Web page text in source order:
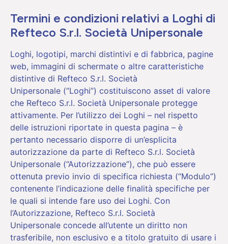
Termini e condizioni relativi a Loghi di
Refteco S.r.l. Società Unipersonale
Loghi, logotipi, marchi distintivi e di fabbrica, pagine
web, immagini di schermate o altre caratteristiche
distintive di Refteco S.r.l. Società
Unipersonale (“Loghi”) costituiscono asset di valore
che Refteco S.r.l. Società Unipersonale protegge
attivamente. Per l’utilizzo dei Loghi – nel rispetto
delle istruzioni riportate in questa pagina – è
pertanto necessario disporre di un’esplicita
autorizzazione da parte di Refteco S.r.l. Società
Unipersonale (“Autorizzazione”), che può essere
ottenuta previo invio di specifica richiesta (“Modulo”)
contenente l’indicazione delle finalità specifiche per
le quali si intende fare uso dei Loghi. Con
l’Autorizzazione, Refteco S.r.l. Società
Unipersonale concede all’utente un diritto non
trasferibile, non esclusivo e a titolo gratuito di usare i